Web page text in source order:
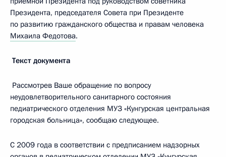
Президента, председателя Совета при Президенте
по развитию гражданского общества и правам человека
Михаила Федотова.
Текст документа
Рассмотрев Ваше обращение по вопросу
неудовлетворительного санитарного состояния
педиатрического отделения МУЗ «Кунгурская центральная
городская больница», сообщаю следующее.
С 2009 года в соответствии с предписанием надзорных